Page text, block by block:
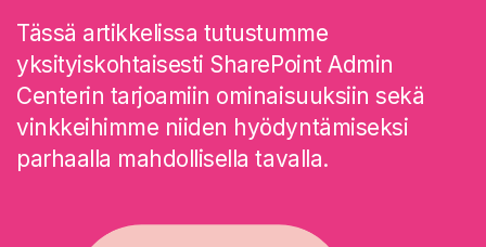
Tässä artikkelissa tutustumme
yksityiskohtaisesti SharePoint Admin
Centerin tarjoamiin ominaisuuksiin sekä
vinkkeihimme niiden hyödyntämiseksi
parhaalla mahdollisella tavalla.